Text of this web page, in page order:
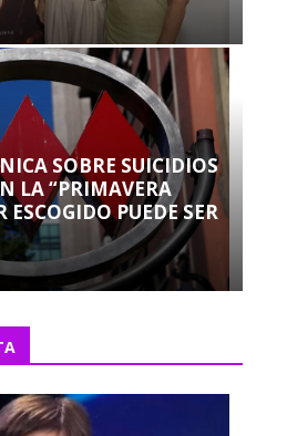
SOBRE SUICIDIOS
LA “PRIMAVERA
ESCOGIDO PUEDE SER